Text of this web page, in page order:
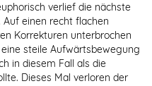
verlief die nächste
Auf einen recht flachen
Korrekturen unterbrochen
steile Aufwärtsbewegung
in diesem Fall als die
Dieses Mal verloren der